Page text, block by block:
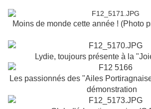
Moins de monde cette année ! (Photo
Lydie, toujours présente à la
Les passionnés des "Ailes
démonstration